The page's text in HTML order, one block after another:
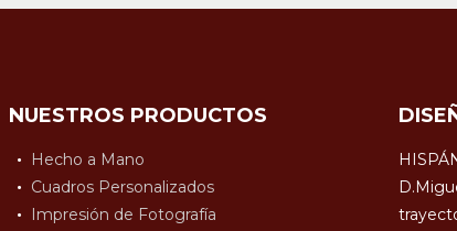
NUESTROS PRODUCTOS
Hecho a Mano
Cuadros Personalizados
Impresión de Fotografía